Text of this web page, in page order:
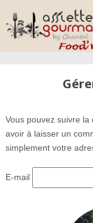
Vous pouvez suivre la
avoir à laisser un
simplement votre
E-mail